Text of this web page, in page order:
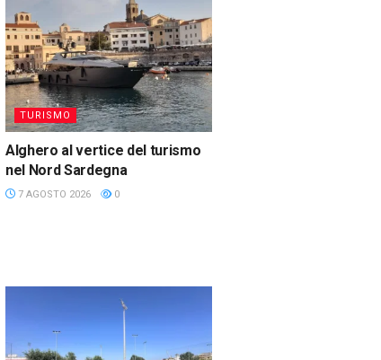
TURISMO
Alghero al vertice del turismo
nel Nord Sardegna
7 AGOSTO 2026 0